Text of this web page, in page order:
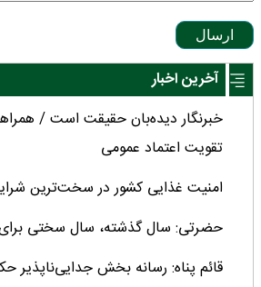
ارسال
آخرین اخبار
خبرنگار دیده‌بان حقیقت است /
تقویت اعتماد عمومی
امنیت غذایی کشور در سخت‌ترین
حضرتی: سال گذشته، سال سختی برای
قائم پناه: رسانه بخش جدایی‌ناپذیر